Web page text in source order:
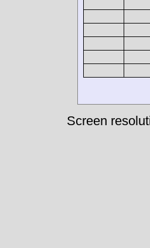
Screen